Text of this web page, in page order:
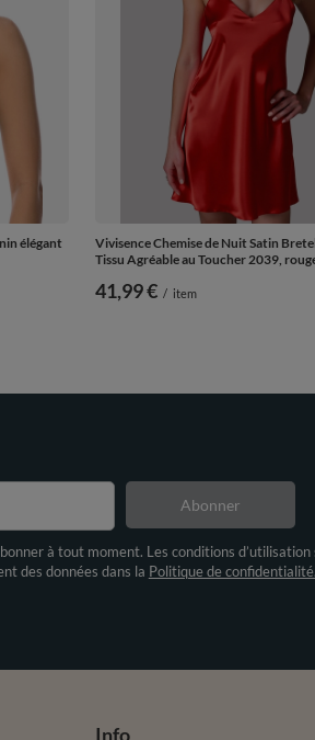
élégant
Vivisence Chemise de Nuit Satin
Tissu Agréable au Toucher 2039,
41,99 € / item
à tout moment. Les conditions d’utilisation
des données dans la Politique de confidentialité.
Abonner
Info